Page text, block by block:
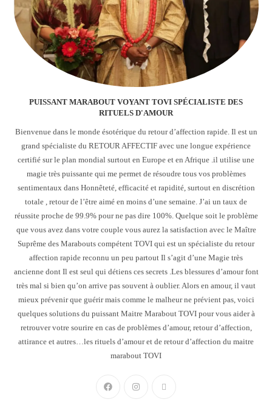
PUISSANT MARABOUT VOYANT TOVI SPÉCIALISTE DES
RITUELS D'AMOUR
Bienvenue dans le monde ésotérique du retour d’affection rapide. Il est un
grand spécialiste du RETOUR AFFECTIF avec une longue expérience
certifié sur le plan mondial surtout en Europe et en Afrique .il utilise une
magie très puissante qui me permet de résoudre tous vos problèmes
sentimentaux dans Honnêteté, efficacité et rapidité, surtout en discrétion
totale , retour de l’être aimé en moins d’une semaine. J’ai un taux de
réussite proche de 99.9% pour ne pas dire 100%. Quelque soit le problème
que vous avez dans votre couple vous aurez la satisfaction avec le Maître
Suprême des Marabouts compétent TOVI qui est un spécialiste du retour
affection rapide reconnu un peu partout Il s’agit d’une Magie très
ancienne dont Il est seul qui détiens ces secrets .Les blessures d’amour font
très mal si bien qu’on arrive pas souvent à oublier. Alors en amour, il vaut
mieux prévenir que guérir mais comme le malheur ne prévient pas, voici
quelques solutions du puissant Maitre Marabout TOVI pour vous aider à
retrouver votre sourire en cas de problèmes d’amour, retour d’affection,
attirance et autres…les rituels d’amour et de retour d’affection du maitre
marabout TOVI